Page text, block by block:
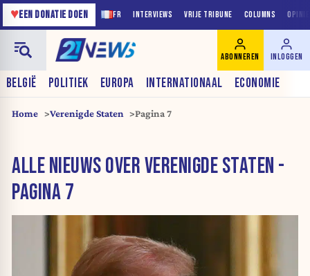
FR INTERVIEWS VRIJE TRIBUNE COLUMNS
♥EEN DONATIE DOEN
BELGIË POLITIEK EUROPA INTERNATIONAAL ECONOMIE
ABONNEREN INLOGGEN
Home Verenigde Staten Pagina 7
ALLE NIEUWS OVER VERENIGDE STATEN -
PAGINA 7